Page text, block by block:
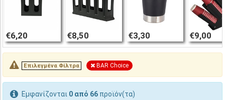
€6,20 €8,50 €3,30 €9,00
Επιλεγμένα Φίλτρα BAR Choice
Εμφανίζονται 0 από 66 προϊόν(τα)